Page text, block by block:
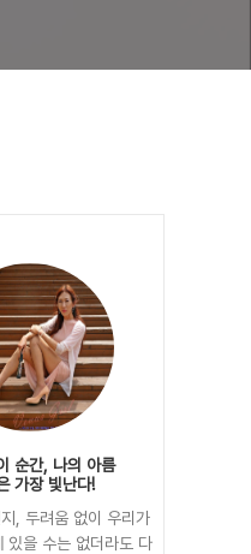
순간, 나의 아름
가장 빛난다!
, 두려움 없이 우리가
있을 수는 없더라도 다